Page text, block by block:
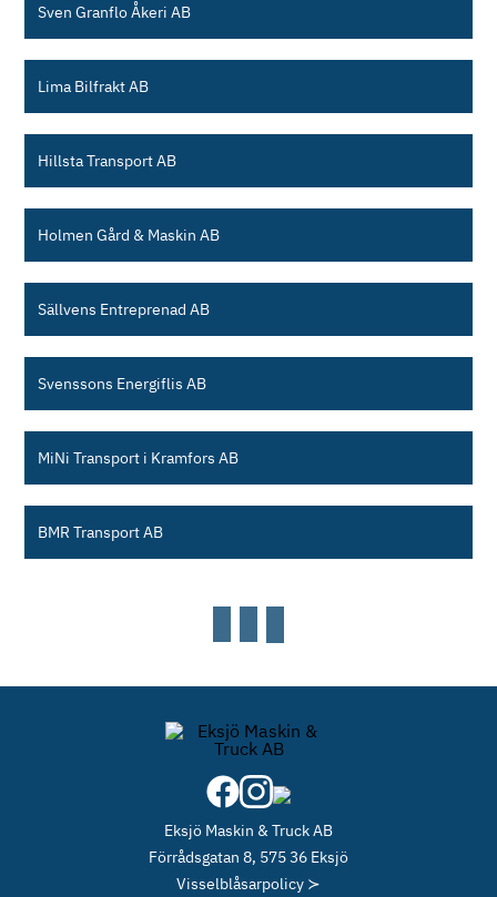
Sven Granflo Åkeri AB
Lima Bilfrakt AB
Hillsta Transport AB
Holmen Gård & Maskin AB
Sällvens Entreprenad AB
Svenssons Energiflis AB
MiNi Transport i Kramfors AB
BMR Transport AB
Eksjö Maskin & Truck AB
Förrådsgatan 8, 575 36 Eksjö
Visselblåsarpolicy ≻